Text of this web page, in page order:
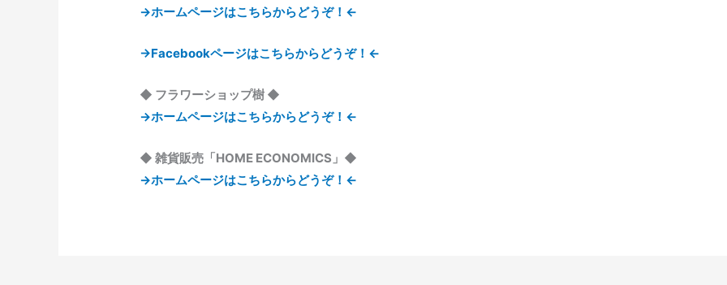
→ホームページはこちらからどうぞ！←
→Facebookページはこちらからどうぞ！←
◆ フラワーショップ樹 ◆
→ホームページはこちらからどうぞ！←
◆ 雑貨販売「HOME ECONOMICS」◆
→ホームページはこちらからどうぞ！←